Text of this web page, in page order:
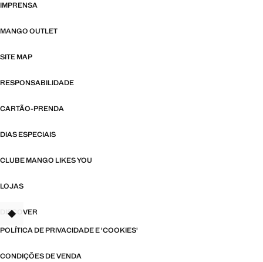
IMPRENSA
MANGO OUTLET
SITE MAP
RESPONSABILIDADE
CARTÃO-PRENDA
DIAS ESPECIAIS
CLUBE MANGO LIKES YOU
LOJAS
DISCOVER
POLÍTICA DE PRIVACIDADE E 'COOKIES'
CONDIÇÕES DE VENDA